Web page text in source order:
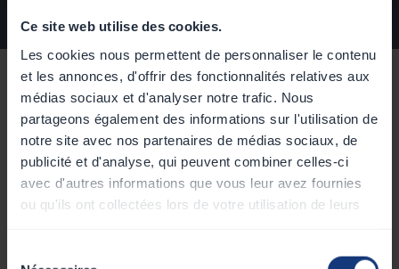
Ce site web utilise des cookies.
Les cookies nous permettent de personnaliser le contenu
et les annonces, d'offrir des fonctionnalités relatives aux
médias sociaux et d'analyser notre trafic. Nous
partageons également des informations sur l'utilisation de
notre site avec nos partenaires de médias sociaux, de
publicité et d'analyse, qui peuvent combiner celles-ci
avec d'autres informations que vous leur avez fournies
ou qu'ils ont collectées lors de votre utilisation de leurs
Reprise en supervision et
maintenance pour les flottes
d’entreprise
Confiez la reprise en supervision et la
maintenance de vos bornes à un opérateur
expert.